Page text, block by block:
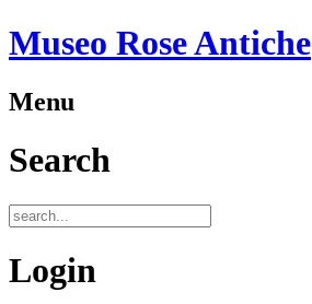
Museo Rose Antiche
Menu
Search
Login